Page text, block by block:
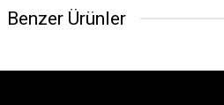
Benzer Ürünler